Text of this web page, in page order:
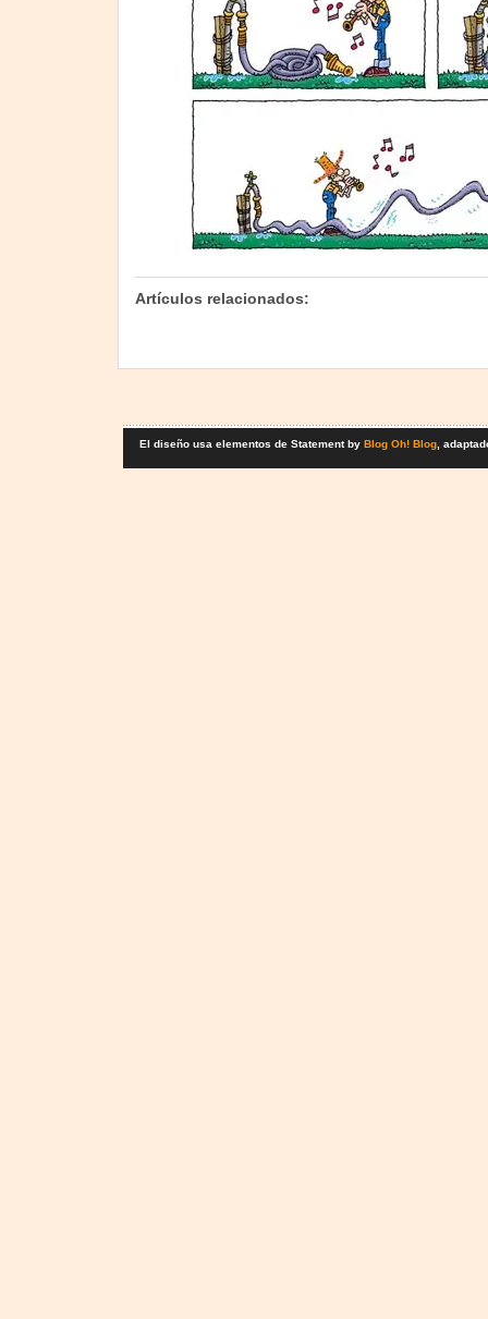
Artículos relacionados:
El diseño usa elementos de Statement by Blog Oh! Blog,